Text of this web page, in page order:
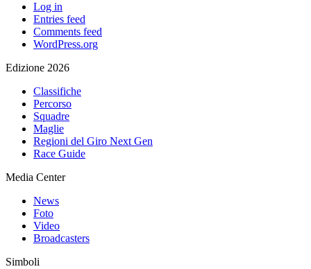
Log in
Entries feed
Comments feed
WordPress.org
Edizione 2026
Classifiche
Percorso
Squadre
Maglie
Regioni del Giro Next Gen
Race Guide
Media Center
News
Foto
Video
Broadcasters
Simboli